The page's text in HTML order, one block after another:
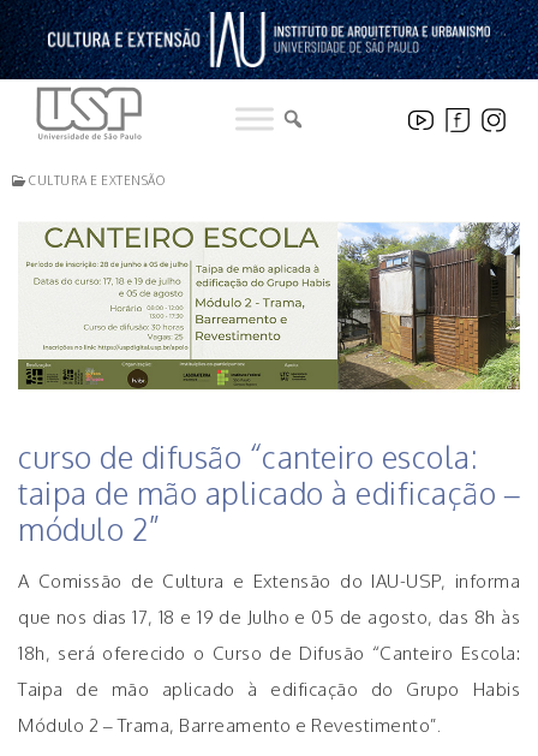
Pular
para
conteúdo
CULTURA E EXTENSÃO
curso de difusão “canteiro escola:
taipa de mão aplicado à edificação –
módulo 2”
A Comissão de Cultura e Extensão do IAU-USP, informa
que nos dias 17, 18 e 19 de Julho e 05 de agosto, das 8h às
18h, será oferecido o Curso de Difusão “Canteiro Escola:
Taipa de mão aplicado à edificação do Grupo Habis
Módulo 2 – Trama, Barreamento e Revestimento”.